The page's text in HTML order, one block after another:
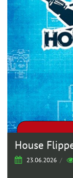
House
23.06.2026 /